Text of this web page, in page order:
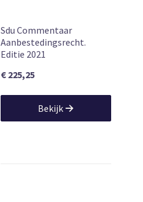
Sdu Commentaar
Aanbestedingsrecht.
Editie 2021
€ 225,25
Bekijk